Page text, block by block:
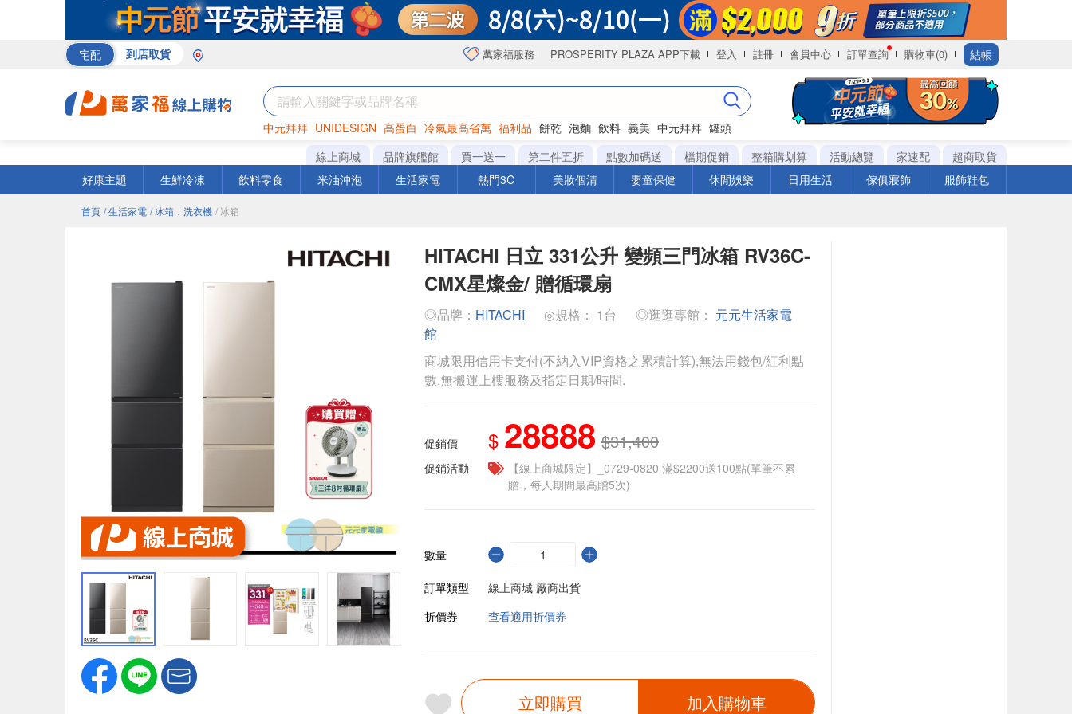
宅配 到店取貨 萬家福服務 PROSPERITY PLAZA APP下載 登入 註冊 會員中心 訂單查詢 購物車(0) 結帳
中元拜拜 UNIDESIGN 高蛋白 冷氣最高省萬 福利品 餅乾 泡麵 飲料 義美 中元拜拜 罐頭
巧克力 衛生紙 咖啡
線上商城 品牌旗艦館 買一送一 第二件五折 點數加碼送 檔期促銷 整箱購划算 活動總覽 家速配
超商取貨
好康主題
生鮮冷凍 飲料零食 米油沖泡 生活家電 熱門3C 美妝個清 嬰童保健 休閒娛樂 日用生活 傢俱寢飾 服飾鞋包
首頁 / 生活家電 / 冰箱．洗衣機 / 冰箱
HITACHI 日立 331公升 變頻三門冰箱 RV36C-
CMX星燦金/ 贈循環扇
◎品牌： HITACHI ◎規格： 1台 ◎逛逛專館： 元元生活家電
館
商城限用信用卡支付(不納入VIP資格之累積計算),無法用錢包/紅利點
數,無搬運上樓服務及指定日期/時間.
促銷價 $ 28888 $31,400
促銷活動
【線上商城限定】_0729-0820 滿$2200送100點(單筆不累
贈，每人期間最高贈5次)
數量
訂單類型
線上商城 廠商出貨
折價券
查看適用折價券
立即購買 加入購物車